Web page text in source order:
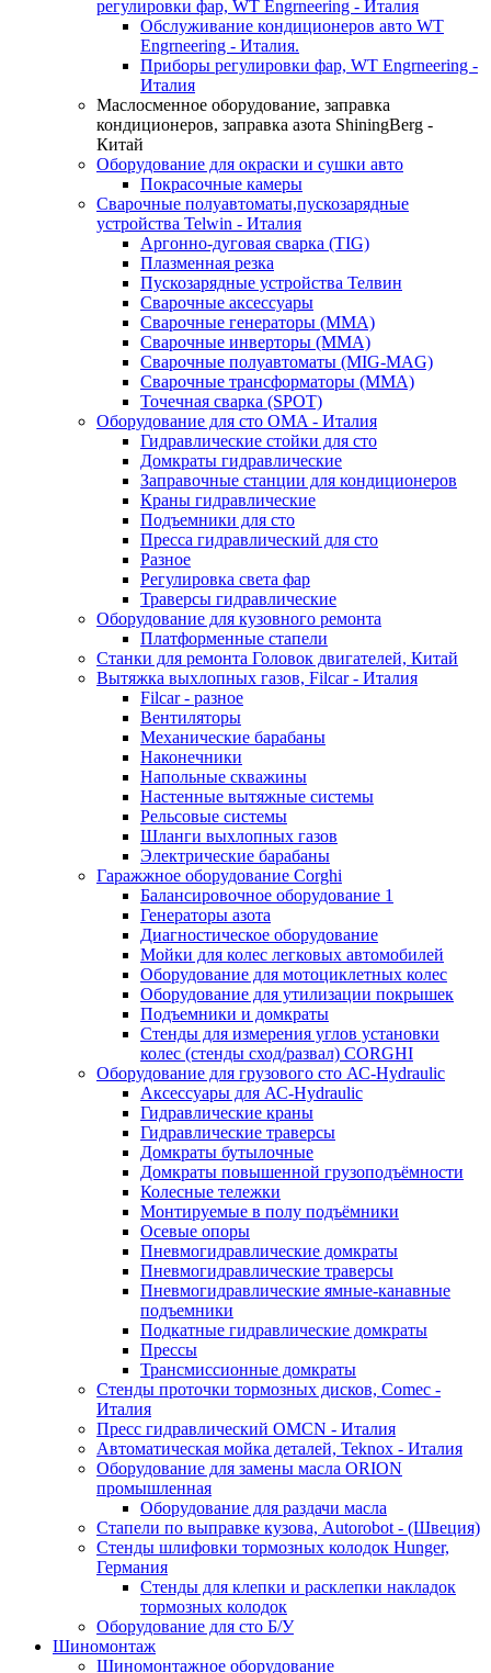
регулировки фар, WT Engrneering - Италия
Обслуживание кондиционеров авто WT
Engrneering - Италия.
Приборы регулировки фар, WT Engrneering -
Италия
Маслосменное оборудование, заправка
кондиционеров, заправка азота ShiningBerg -
Китай
Оборудование для окраски и сушки авто
Покрасочные камеры
Сварочные полуавтоматы,пускозарядные
устройства Telwin - Италия
Аргонно-дуговая сварка (TIG)
Плазменная резка
Пускозарядные устройства Телвин
Сварочные аксессуары
Сварочные генераторы (MMA)
Сварочные инверторы (MMA)
Сварочные полуавтоматы (MIG-MAG)
Сварочные трансформаторы (MMA)
Точечная сварка (SPOT)
Оборудование для сто OMA - Италия
Гидравлические стойки для сто
Домкраты гидравлические
Заправочные станции для кондиционеров
Краны гидравлические
Подъемники для сто
Пресса гидравлический для сто
Разное
Регулировка света фар
Траверсы гидравлические
Оборудование для кузовного ремонта
Платформенные стапели
Станки для ремонта Головок двигателей, Китай
Вытяжка выхлопных газов, Filcar - Италия
Filcar - разное
Вентиляторы
Механические барабаны
Наконечники
Напольные скважины
Настенные вытяжные системы
Рельсовые системы
Шланги выхлопных газов
Электрические барабаны
Гаражжное оборудование Corghi
Балансировочное оборудование 1
Генераторы азота
Диагностическое оборудование
Мойки для колес легковых автомобилей
Оборудование для мотоциклетных колес
Оборудование для утилизации покрышек
Подъемники и домкраты
Стенды для измерения углов установки
колес (стенды сход/развал) CORGHI
Оборудование для грузового сто АС-Hydraulic
Аксессуары для АС-Hydraulic
Гидравлические краны
Гидравлические траверсы
Домкраты бутылочные
Домкраты повышенной грузоподъёмности
Колесные тележки
Монтируемые в полу подъёмники
Осевые опоры
Пневмогидравлические домкраты
Пневмогидравлические траверсы
Пневмогидравлические ямные-канавные
подъемники
Подкатные гидравлические домкраты
Прессы
Трансмиссионные домкраты
Стенды проточки тормозных дисков, Comec -
Италия
Пресс гидравлический OMCN - Италия
Автоматическая мойка деталей, Teknox - Италия
Оборудование для замены масла ORION
промышленная
Оборудование для раздачи масла
Стапели по выправке кузова, Autorobot - (Швеция)
Стенды шлифовки тормозных колодок Hunger,
Германия
Стенды для клепки и расклепки накладок
тормозных колодок
Оборудование для сто Б/У
Шиномонтаж
Шиномонтажное оборудование